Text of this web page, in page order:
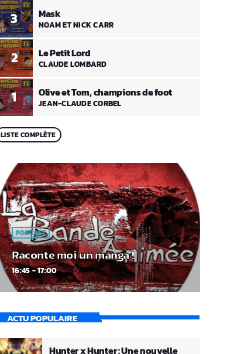
1 Olive et Tom, champions de foot
JEAN-CLAUDE CORBEL
2 Le Petit Lord
CLAUDE LOMBARD
3 Mask
NOAM ET NICK CARR
LISTE COMPLÈTE
PODCAST
Raconte moi un manga !
16:45 - 17:00
ACTU POPULAIRE
Hunter x Hunter : Une nouvelle